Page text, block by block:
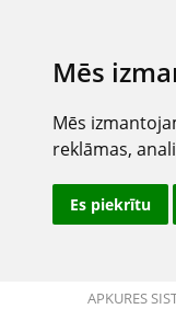
Mēs
Mēs
reklāmas,
Es piekrītu
APKURES